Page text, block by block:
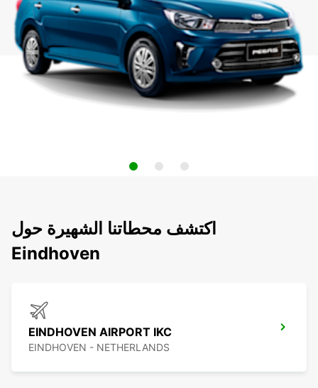
اكتشف محطاتنا الشهيرة حول
Eindhoven
EINDHOVEN AIRPORT IKC
EINDHOVEN - NETHERLANDS